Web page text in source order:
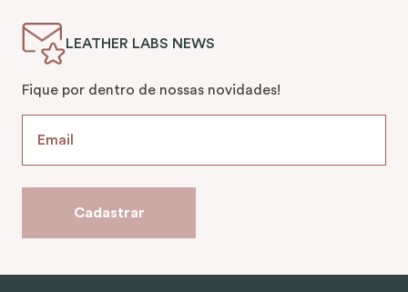
LEATHER LABS NEWS
Fique por dentro de nossas novidades!
Cadastrar